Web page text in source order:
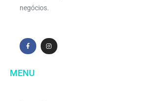
negócios.
MENU